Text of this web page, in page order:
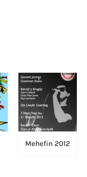
Mehefin 2012